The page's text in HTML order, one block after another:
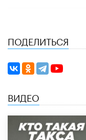
ПОДЕЛИТЬСЯ
ВИДЕО